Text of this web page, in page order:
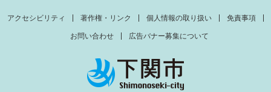
アクセシビリティ 著作権・リンク 個人情報の取り扱い 免責事項
お問い合わせ 広告バナー募集について